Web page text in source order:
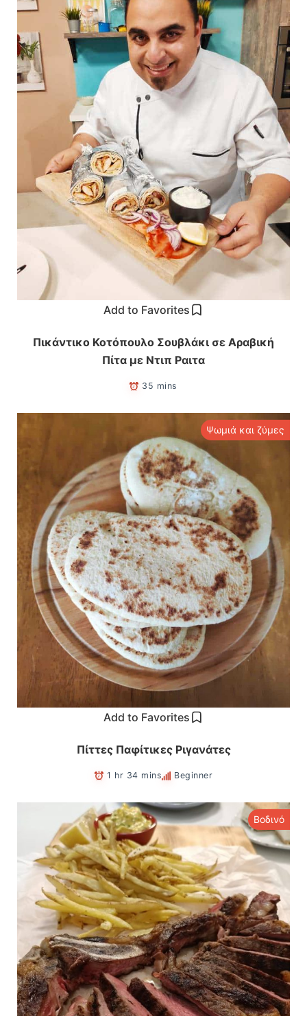
Add to Favorites
Πικάντικο Κοτόπουλο Σουβλάκι σε Αραβική
Πίτα με Ντιπ Ραιτα
35 mins
Add to Favorites
Ψωμιά και ζύμες
Πίττες Παφίτικες Ριγανάτες
1 hr 34 mins Beginner
Βοδινό